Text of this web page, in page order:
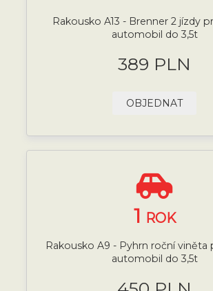
Rakousko A13 - Brenner 2 jízdy
automobil do 3,5t
389 PLN
OBJEDNAT
1 ROK
Rakousko A9 - Pyhrn roční viněta
automobil do 3,5t